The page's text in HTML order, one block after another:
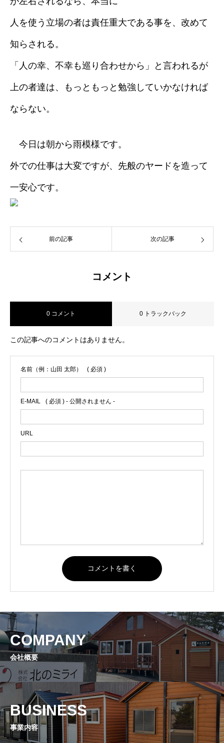
人を使う立場の者は責任重大である事を、改めて
知らされる。
「人の幸、不幸も巡り合わせから」と言われるが
上の者達は、もっともっと勉強していかなければ
ならない。
今日は朝から雨模様です。
外での仕事は大変ですが、先般のヤードを造って
一安心です。
前の記事 次の記事
コメント
0 コメント 0 トラックバック
この記事へのコメントはありません。
名前（例：山田 太郎） ( 必須 )
E-MAIL ( 必須 ) - 公開されません -
URL
COMPANY
会社概要
BUSINESS
事業内容